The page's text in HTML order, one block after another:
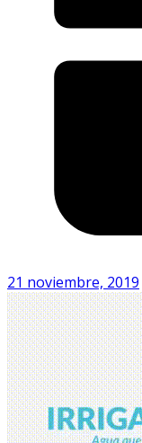
21 noviembre, 2019